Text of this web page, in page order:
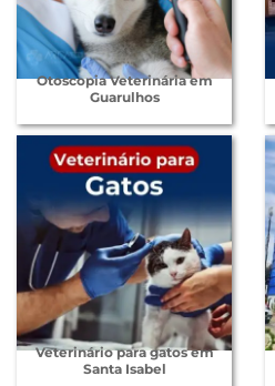
Otoscopia Veterinária em
Guarulhos
Veterinário para gatos em
Santa Isabel